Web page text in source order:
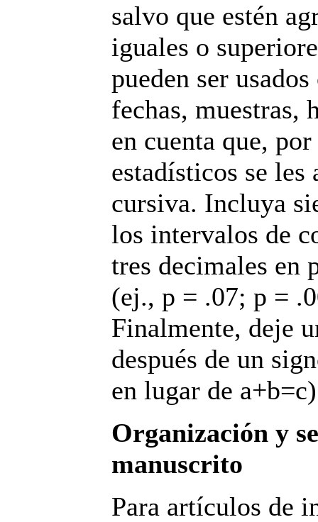
salvo que estén
iguales o
pueden ser
fechas, muestras,
en cuenta que,
estadísticos se
cursiva. Incluya
los intervalos de
tres decimales en
(ej., p = .07; p =
Finalmente, deje
después de un
en lugar de
Organización y
manuscrito
Para artículos de